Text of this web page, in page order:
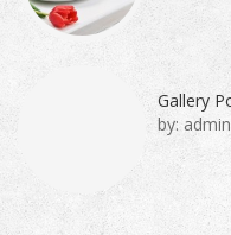
Gallery
by: admin